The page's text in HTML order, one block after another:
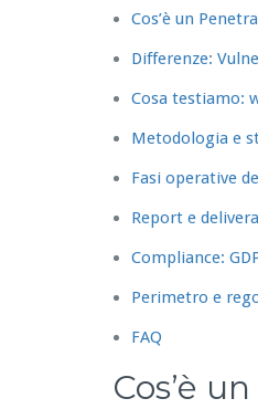
Cos’è un
Differenze:
Cosa testiamo:
Metodologia e
Fasi operative
Report e
Compliance:
Perimetro e
FAQ
Cos’è